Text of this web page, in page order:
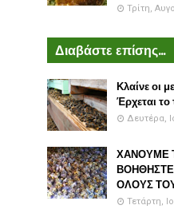
Τρίτη,
Διαβάστε επίσης...
Κλαίνε οι
Έρχεται το
Δευτέρα,
ΧΑΝΟΥΜΕ
ΟΛΟΥΣ
Τετάρτη,